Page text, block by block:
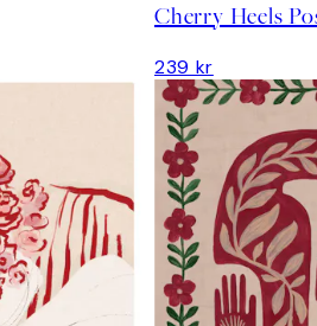
Cherry Heels
239 kr